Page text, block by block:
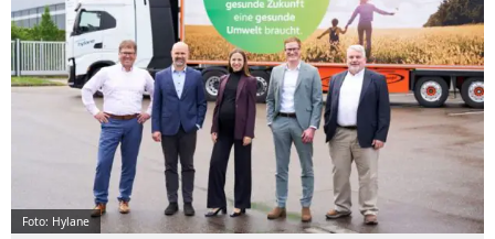
Foto: Hylane